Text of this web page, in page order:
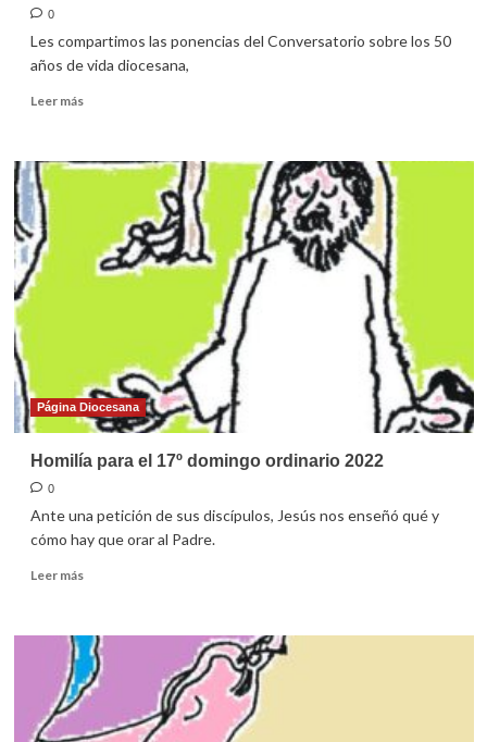
0
Les compartimos las ponencias del Conversatorio sobre los 50
años de vida diocesana,
Leer másLeer
Conversatorio
sobre
años
de
Página Diocesana
Homilía para el 17º domingo ordinario 2022
0
Ante una petición de sus discípulos, Jesús nos enseñó qué y
cómo hay que orar al Padre.
Leer másLeer
Homilía
para
el
17º
domingo
ordinario